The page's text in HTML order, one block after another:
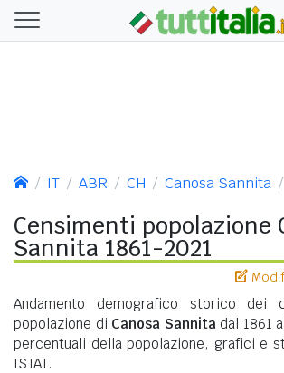
IT ABR CH Canosa Sannita
Censimenti popolazione
Sannita 1861-2021
Andamento demografico storico dei
popolazione di Canosa Sannita dal 1861
percentuali della popolazione, grafici e
ISTAT.